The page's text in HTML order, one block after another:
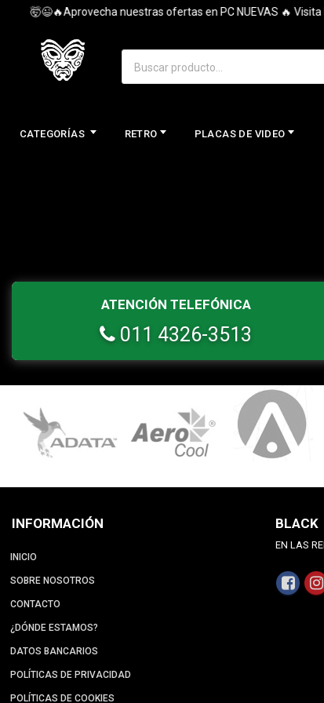
🤯😉🔥Aprovecha nuestras ofertas en PC NUEVAS 🔥 Visita
CATEGORÍAS RETRO PLACAS DE VIDEO
ATENCIÓN TELEFÓNICA
011 4326-3513
INFORMACIÓN
INICIO
SOBRE NOSOTROS
CONTACTO
¿DÓNDE ESTAMOS?
DATOS BANCARIOS
POLÍTICAS DE PRIVACIDAD
POLÍTICAS DE COOKIES
BLACK
EN LAS